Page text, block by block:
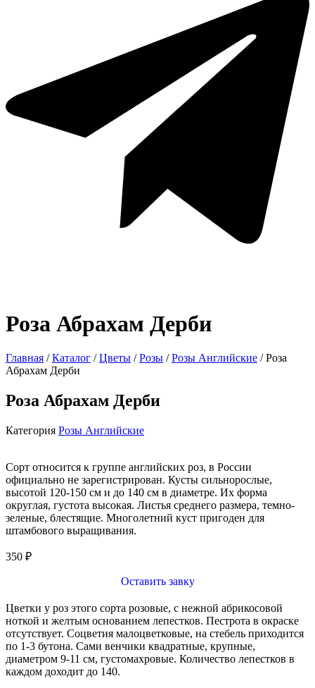
Роза Абрахам Дерби
Главная /Каталог /Цветы /Розы /Розы Английские / Роза
Абрахам Дерби
Роза Абрахам Дерби
Категория Розы Английские
Сорт относится к группе английских роз, в России
официально не зарегистрирован. Кусты сильнорослые,
высотой 120-150 см и до 140 см в диаметре. Их форма
округлая, густота высокая. Листья среднего размера, темно-
зеленые, блестящие. Многолетний куст пригоден для
штамбового выращивания.
350 ₽
Оставить завку
Цветки у роз этого сорта розовые, с нежной абрикосовой
ноткой и желтым основанием лепестков. Пестрота в окраске
отсутствует. Соцветия малоцветковые, на стебель приходится
по 1-3 бутона. Сами венчики квадратные, крупные,
диаметром 9-11 см, густомахровые. Количество лепестков в
каждом доходит до 140.